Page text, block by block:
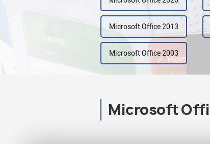
Microsoft Office 2013
Microsoft Office 2003
Microsoft